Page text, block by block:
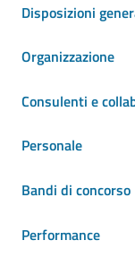
Disposizioni
Organizzazione
Consulenti e
Personale
Bandi di concorso
Performance